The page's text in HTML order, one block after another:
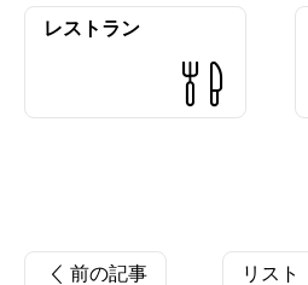
レストラン
前の記事 リスト